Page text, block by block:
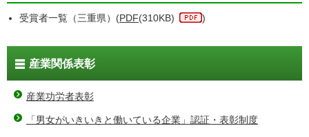
受賞者一覧（三重県）(PDF(310KB) )
産業関係表彰
産業功労者表彰
「男女がいきいきと働いている企業」認証・表彰制度